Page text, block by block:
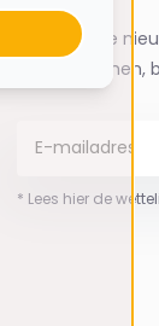
Ontvang de
niet spammen,
* Lees hier de